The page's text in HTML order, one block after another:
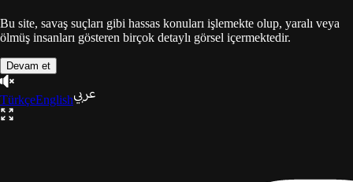
Bu site, savaş suçları gibi hassas konuları işlemekte olup, yaralı veya
ölmüş insanları gösteren birçok detaylı görsel içermektedir.
Devam et
TürkçeEnglish